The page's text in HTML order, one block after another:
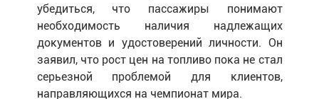
убедиться, что пассажиры понимают
необходимость наличия надлежащих
документов и удостоверений личности. Он
заявил, что рост цен на топливо пока не стал
серьезной проблемой для клиентов,
направляющихся на чемпионат мира.